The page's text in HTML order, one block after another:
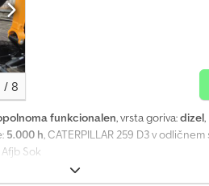
/ 8
funkcionalen, vrsta goriva:dizel,
5.000 h, CATERPILLAR 259 D3 v
Sok
.
0
0